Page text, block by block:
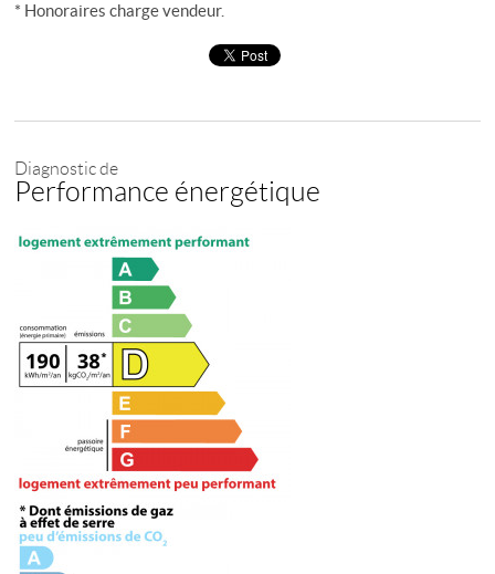
* Honoraires charge vendeur.
Diagnostic de
Performance énergétique